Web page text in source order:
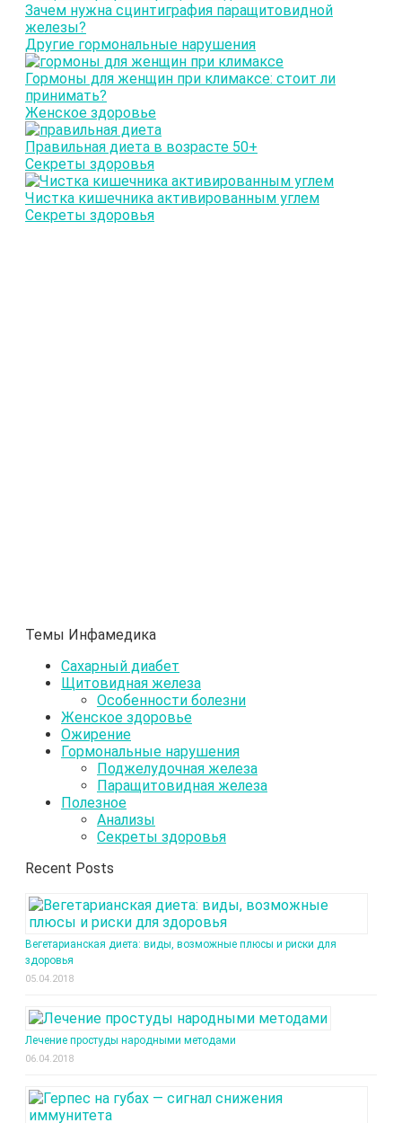
Зачем нужна сцинтиграфия паращитовидной
железы?
Другие гормональные нарушения
Гормоны для женщин при климаксе: стоит ли
принимать?
Женское здоровье
Правильная диета в возрасте 50+
Секреты здоровья
Чистка кишечника активированным углем
Секреты здоровья
Темы Инфамедика
Сахарный диабет
Щитовидная железа
Особенности болезни
Женское здоровье
Ожирение
Гормональные нарушения
Поджелудочная железа
Паращитовидная железа
Полезное
Анализы
Секреты здоровья
Recent Posts
Вегетарианская диета: виды, возможные плюсы и риски для
здоровья
05.04.2018
Лечение простуды народными методами
06.04.2018